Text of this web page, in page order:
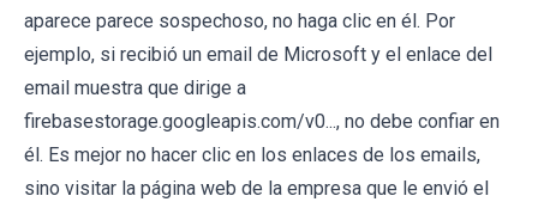
aparece parece sospechoso, no haga clic en él. Por
ejemplo, si recibió un email de Microsoft y el enlace del
email muestra que dirige a
firebasestorage.googleapis.com/v0..., no debe confiar en
él. Es mejor no hacer clic en los enlaces de los emails,
sino visitar la página web de la empresa que le envió el